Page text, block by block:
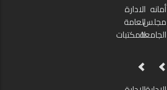
أمانه
مجلس
الجامعة
الادارة
العامة
للمكتبات